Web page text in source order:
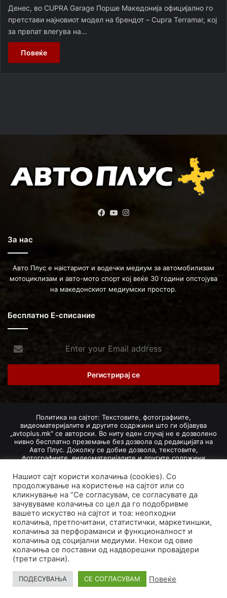
Денес, во CUPRA Garage Порше Македонија официјално го
претстави најновиот модел на брендот – Cupra Terramar, кој
за првпат влегува на…
Повеќе
Facebook
YouTube
За нас
Авто Плус е наістариот и водечки медиум за автомобилизам
мотоциклизам и авто-мото спорт кој веќе 30 години опстојува
на македонскиот медиумски простор.
Бесплатно Е-списание
your
Email
Политика на сајтот: Текстовите, фотографиите,
видеоматеријалите и другите содржини што ги објавува
„avtoplus.mk" се авторски. Во ниту еден случај не е дозволено
нивно бесплатно преземање без дозвола од редакцијата на
Авто Плус. Доколку се добие дозвола, текстовите,
фотографиите, видеоматеријалите и другите содржини
изворот и авторот со вметнување на директна интернет-врска
(линк) до оригиналната содржина на „avtoplus.mk". При
добивање на одобрување од редакцијата за превземање на
текст, може да се превземе само дел од новинарско дело
насловот, придружната фотографија (односно насловната
фотографија) и воведниот дел на текстот, познат како „лид".
Преземање содржини од „avtoplus.mk" надвор од овие услови
не е дозволено и подложи на санкционирање согласно
Законот за авторски и сродни права.
Developed by PROCESS IN. Hosted byGoHost.
Политика за приватност
Политика на колачиња
Нашиот сајт користи колачиња (cookies). Со
продолжување на користење на сајтот или со
кликнување на “Се согласувам, се согласувате да
зачувуваме колачиња со цел да го подобривме
вашето искуство на сајтот и тоа: неопходни
колачиња, претпочитани, статистички, маркетиншки,
колачиња за перфораманси и функционалност и
колачиња од социјални медиуми. Некои од овие
колачиња се поставни од надворешни провајдери
(трети страни).
ПОДЕСУВАЊА СЕ СОГЛАСУВАМ Повеќе